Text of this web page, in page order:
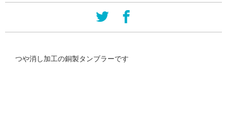
つや消し加工の銅製タンブラーです